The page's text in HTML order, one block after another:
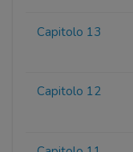
Capitolo 13
Capitolo 12